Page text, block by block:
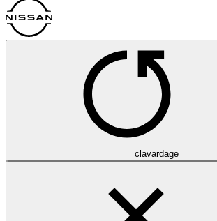
clavardage